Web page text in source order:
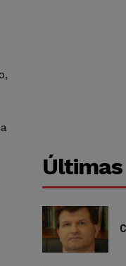
Últimas